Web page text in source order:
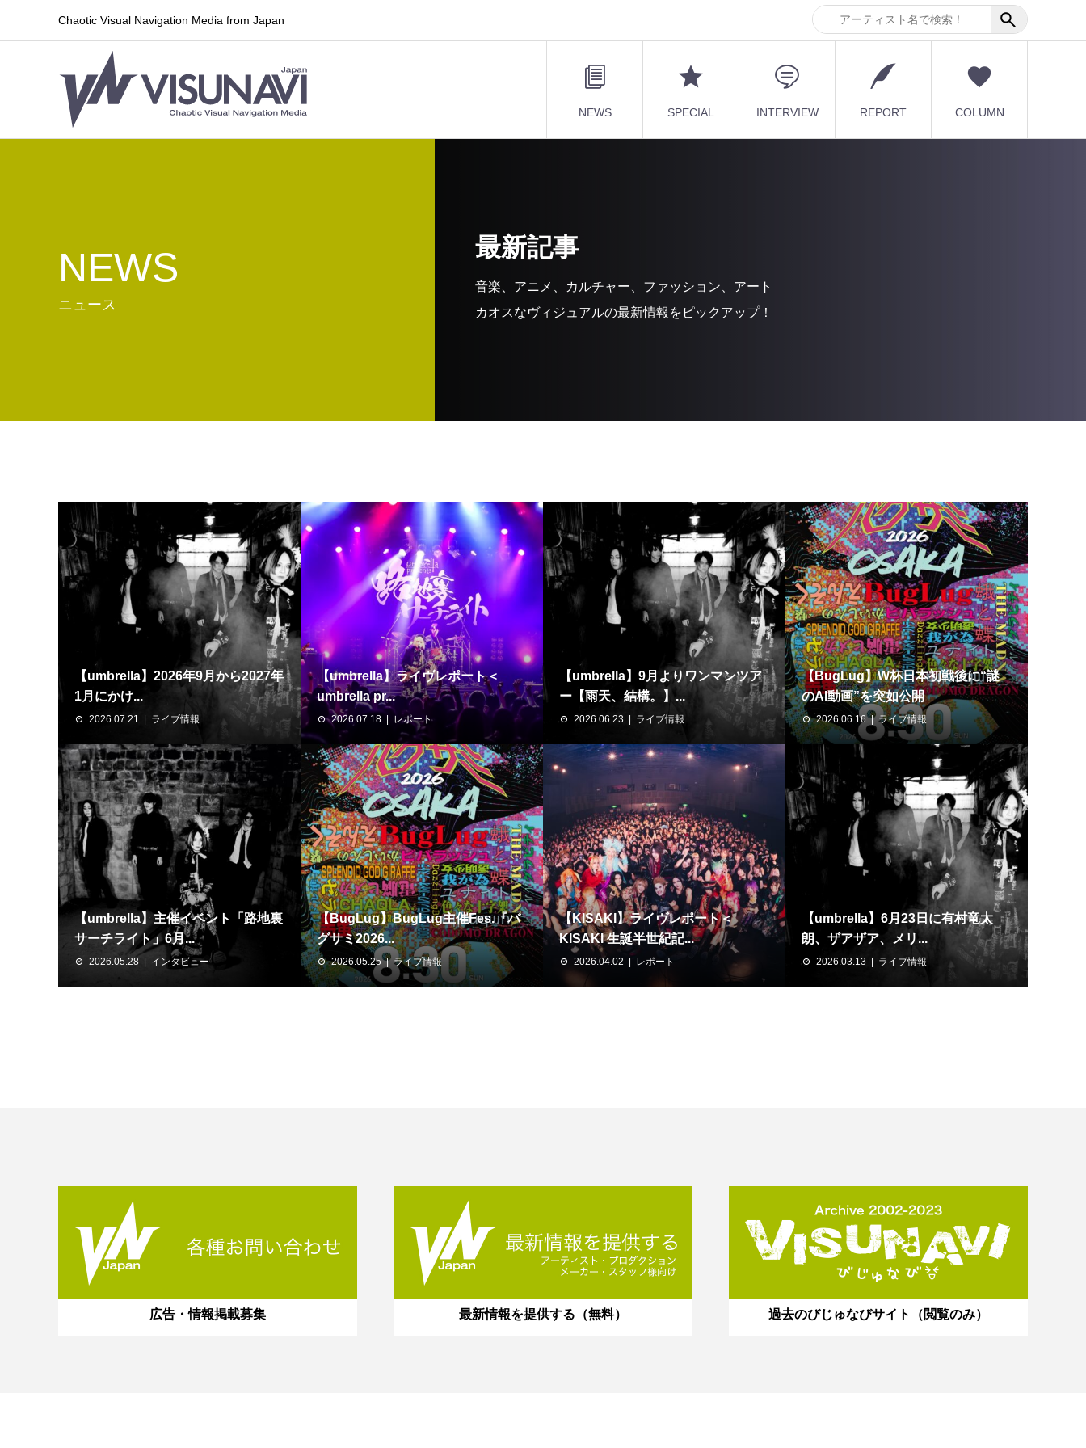
Chaotic Visual Navigation Media from Japan
NEWS SPECIAL INTERVIEW REPORT COLUMN
NEWS
ニュース
最新記事
音楽、アニメ、カルチャー、ファッション、アート
カオスなヴィジュアルの最新情報をピックアップ！
【umbrella】2026年9月から2027年
1月にかけ...
2026.07.21 ライブ情報
【umbrella】ライヴレポート＜
umbrella pr...
2026.07.18 レポート
【umbrella】9月よりワンマンツア
ー【雨天、結構。】...
2026.06.23 ライブ情報
【BugLug】W杯日本初戦後に“謎
のAI動画”を突如公開
2026.06.16 ライブ情報
【umbrella】主催イベント「路地裏
サーチライト」6月...
2026.05.28 インタビュー
【BugLug】BugLug主催Fes.『バ
グサミ2026...
2026.05.25 ライブ情報
【KISAKI】ライヴレポート＜
KISAKI 生誕半世紀記...
2026.04.02 レポート
【umbrella】6月23日に有村竜太
朗、ザアザア、メリ...
2026.03.13 ライブ情報
広告・情報掲載募集 最新情報を提供する（無料） 過去のびじゅなびサイト（閲覧のみ）